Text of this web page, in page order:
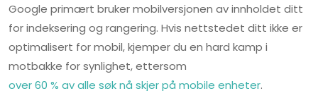
Google primært bruker mobilversjonen av innholdet ditt
for indeksering og rangering. Hvis nettstedet ditt ikke er
optimalisert for mobil, kjemper du en hard kamp i
motbakke for synlighet, ettersom
over 60 % av alle søk nå skjer på mobile enheter.